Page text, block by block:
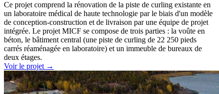
Ce projet comprend la rénovation de la piste de curling existante en
un laboratoire médical de haute technologie par le biais d'un modèle
de conception-construction et de livraison par une équipe de projet
intégrée. Le projet MICF se compose de trois parties : la voûte en
béton, le bâtiment central (une piste de curling de 22 250 pieds
carrés réaménagée en laboratoire) et un immeuble de bureaux de
deux étages.
Voir le projet →